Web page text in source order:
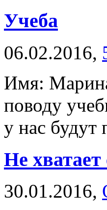
Учеба
06.02.2016,
Имя:
поводу
у нас будут
Не хватает
30.01.2016,